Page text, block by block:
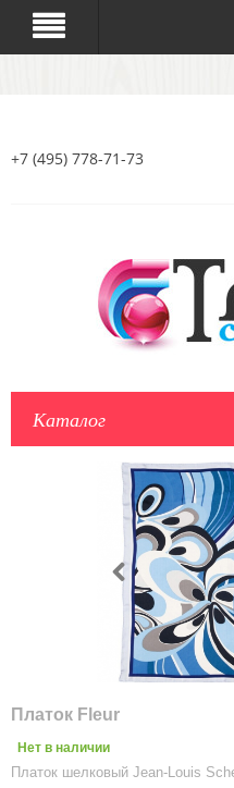
+7 (495) 778-71-73
Каталог
Платок Fleur
Нет в наличии
Платок шелковый Jean-Louis